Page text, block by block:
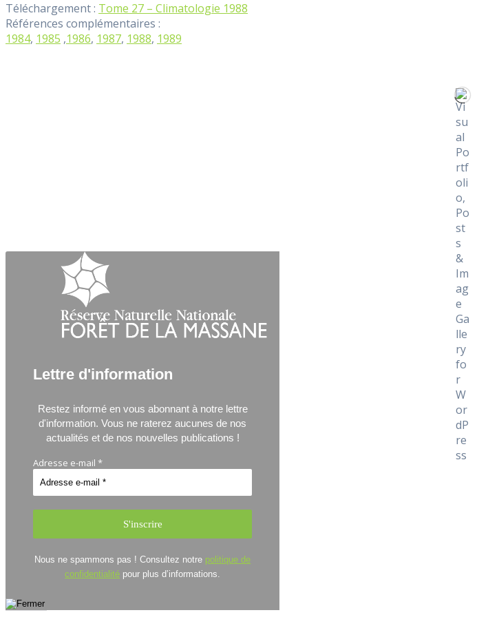
Téléchargement : Tome 27 – Climatologie 1988
Références complémentaires :
1984, 1985 ,1986, 1987, 1988, 1989
Lettre d'information
Restez informé en vous abonnant à notre lettre
d'information. Vous ne raterez aucunes de nos
actualités et de nos nouvelles publications !
Adresse e-mail *
Nous ne spammons pas ! Consultez notre politique de
confidentialité pour plus d’informations.